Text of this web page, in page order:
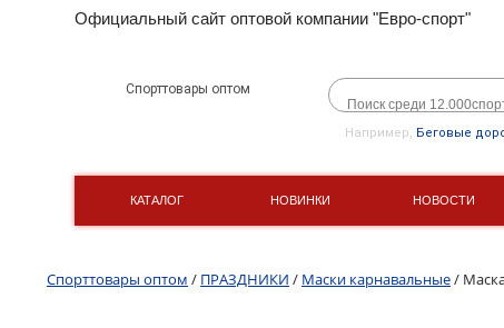
Официальный сайт оптовой компании "Евро-спорт"
Спорттовары оптом
Например, Беговые
КАТАЛОГ НОВИНКИ НОВОСТИ
Спорттовары оптом / ПРАЗДНИКИ / Маски карнавальные/